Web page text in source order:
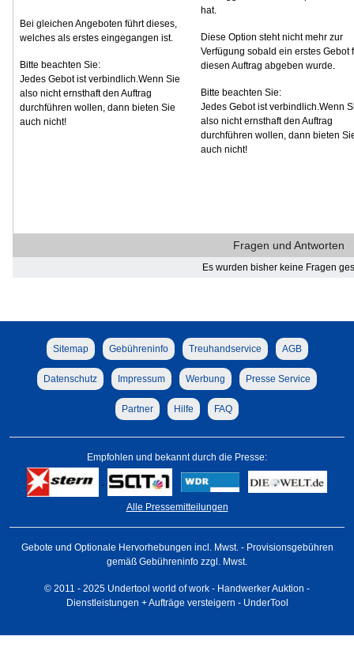
Bei gleichen Angeboten führt dieses,
welches als erstes eingegangen ist.
Bitte beachten Sie:
Jedes Gebot ist verbindlich.Wenn Sie
also nicht ernsthaft den Auftrag
durchführen wollen, dann bieten Sie
auch nicht!
hat.
Diese Option steht nicht mehr zur
Verfügung sobald ein erstes Gebot
diesen Auftrag abgeben wurde.
Bitte beachten Sie:
Jedes Gebot ist verbindlich.Wenn
also nicht ernsthaft den Auftrag
durchführen wollen, dann bieten
auch nicht!
Fragen und Antworten
Es wurden bisher keine Fragen
Sitemap Gebühreninfo Treuhandservice AGB
Datenschutz Impressum Werbung Presse Service
Partner Hilfe FAQ
Empfohlen und bekannt durch die Presse:
Alle Pressemitteilungen
Gebote und Optionale Hervorhebungen incl. Mwst. - Provisionsgebühren
gemäß Gebühreninfo zzgl. Mwst.
© 2011 - 2025 Undertool world of work - Handwerker Auktion -
Dienstleistungen + Aufträge versteigern - UnderTool